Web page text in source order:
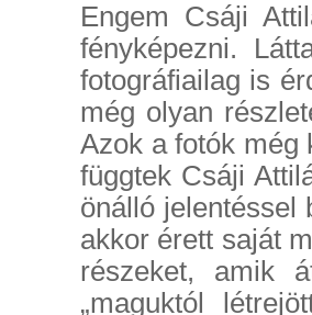
Engem Csáji
fényképezni.
fotográfiailag is
még olyan
Azok a fotók még
függtek Csáji
önálló jelentéssel
akkor érett saját
részeket, amik
„maguktól